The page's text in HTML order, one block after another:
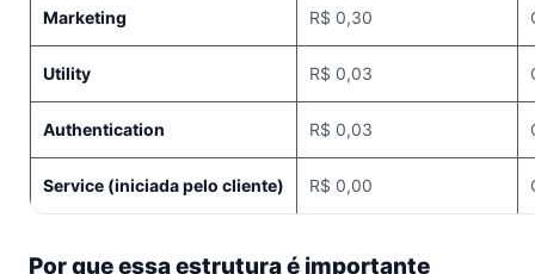
Marketing R$ 0,30
Utility R$ 0,03
Authentication R$ 0,03
Service (iniciada pelo cliente) R$ 0,00
Por que essa estrutura é importante